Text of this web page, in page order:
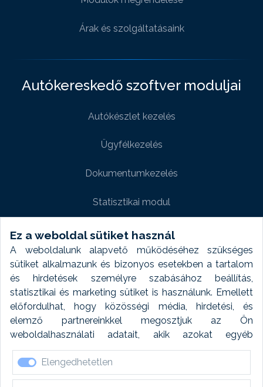
Ez a weboldal sütiket használ
A weboldalunk alapvető működéséhez szükséges
sütiket alkalmazunk és bizonyos esetekben a tartalom
és hirdetések személyre szabásához beállítás,
statisztikai és marketing sütiket is használunk. Emellett
előfordulhat, hogy közösségi média, hirdetési, és
elemző partnereinkkel megosztjuk az Ön
weboldalhasználati adatait, akik azokat egyéb
forrásokból gyűjtött adatokkal kombinálhatják. A sütik
elfogadásával kapcsolatosan naplózást végzünk és
ezen adatokat 6 hónap után automatikusan töröljük. A
Elengedhetetlen
Árak és szolgáltatásaink
Autókereskedő szoftver moduljai
Autókészlet kezelés
Ügyfélkezelés
Dokumentumkezelés
Statisztikai modul
Weboldal modul
Fényképtár extra modul
Autómosó modul
Feladatütemezés